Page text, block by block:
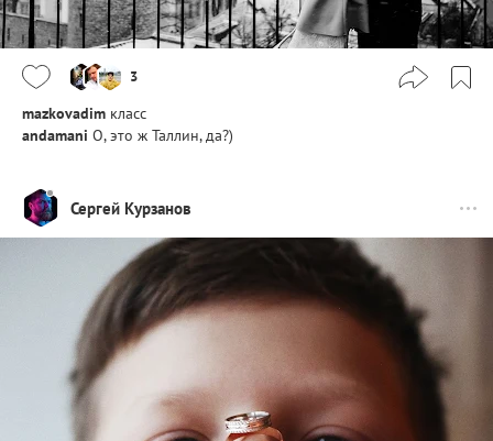
3
mazkovadim класс
andamani О, это ж Таллин, да?)
Сергей Курзанов